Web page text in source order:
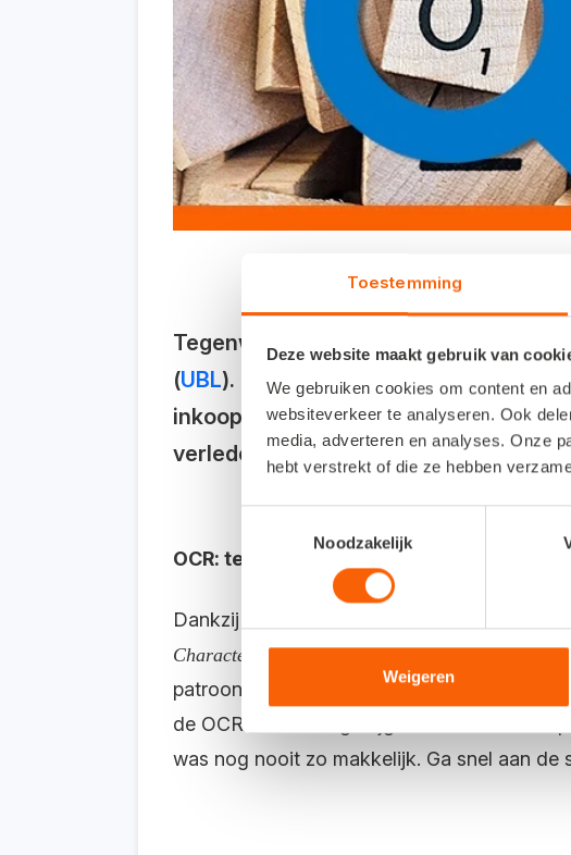
Toestemming
Deze website maakt gebruik van
We gebruiken cookies om content en
websiteverkeer te analyseren. Ook
media, adverteren en analyses. Onze
hebt verstrekt of die ze hebben
Noodzakelijk
Weigeren
Tegenwoordig worden er nog veel
(UBL). Dit zorgde ervoor dat de
inkoopfactuur, die werd ingevoerd in
verleden tijd!
OCR: tekenherkenning in afbeeldingen
Dankzij OCR-herkenning
Character
Recognition, oftewel: optische
patroon.
Dit houdt in dat u facturen in pdf-
de OCR-herkenning krijgt u verschillende
was nog nooit zo makkelijk. Ga snel aan de